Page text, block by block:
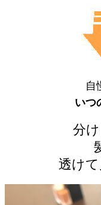
自
いつ
分
透け